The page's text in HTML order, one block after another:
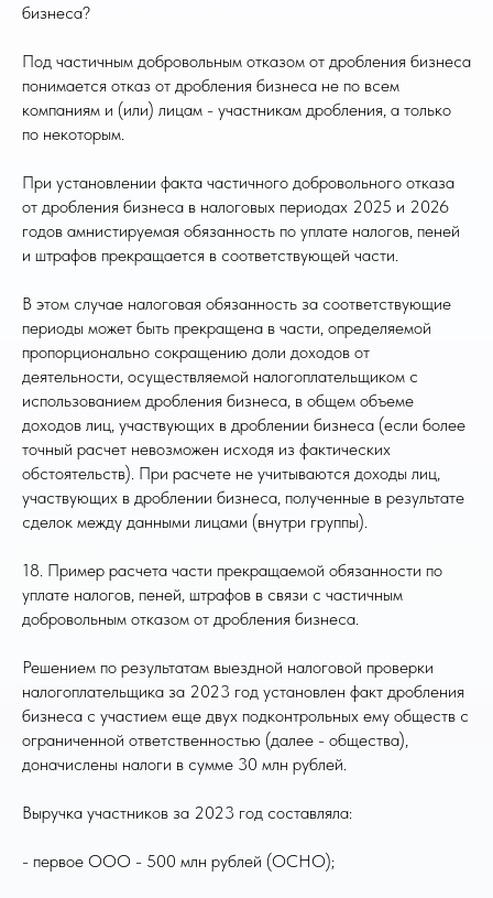
бизнеса?
Под частичным добровольным отказом от дробления бизнеса
понимается отказ от дробления бизнеса не по всем
компаниям и (или) лицам - участникам дробления, а только
по некоторым.
При установлении факта частичного добровольного отказа
от дробления бизнеса в налоговых периодах 2025 и 2026
годов амнистируемая обязанность по уплате налогов, пеней
и штрафов прекращается в соответствующей части.
В этом случае налоговая обязанность за соответствующие
периоды может быть прекращена в части, определяемой
пропорционально сокращению доли доходов от
деятельности, осуществляемой налогоплательщиком с
использованием дробления бизнеса, в общем объеме
доходов лиц, участвующих в дроблении бизнеса (если более
точный расчет невозможен исходя из фактических
обстоятельств). При расчете не учитываются доходы лиц,
участвующих в дроблении бизнеса, полученные в результате
сделок между данными лицами (внутри группы).
18. Пример расчета части прекращаемой обязанности по
уплате налогов, пеней, штрафов в связи с частичным
добровольным отказом от дробления бизнеса.
Решением по результатам выездной налоговой проверки
налогоплательщика за 2023 год установлен факт дробления
бизнеса с участием еще двух подконтрольных ему обществ с
ограниченной ответственностью (далее - общества),
доначислены налоги в сумме 30 млн рублей.
Выручка участников за 2023 год составляла:
- первое ООО - 500 млн рублей (ОСНО);